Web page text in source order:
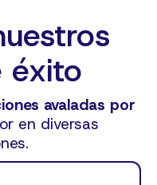
éxito
avaladas por
en diversas